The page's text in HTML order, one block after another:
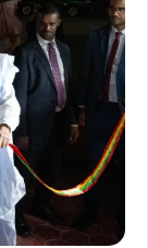
o
k